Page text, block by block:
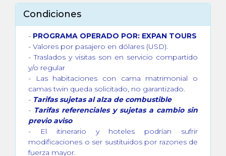
Condiciones
- PROGRAMA OPERADO POR: EXPAN TOURS
- Valores por pasajero en dólares (USD).
- Traslados y visitas son en servicio compartido
y/o regular
- Las habitaciones con cama matrimonial o
camas twin queda solicitado, no garantizado.
- Tarifas sujetas al alza de combustible
- Tarifas referenciales y sujetas a cambio sin
previo aviso
- El itinerario y hoteles podrían sufrir
modificaciones o ser sustituidos por razones de
fuerza mayor.